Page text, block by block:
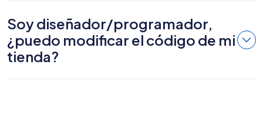
Soy diseñador/programador,
¿puedo modificar el código de mi
tienda?